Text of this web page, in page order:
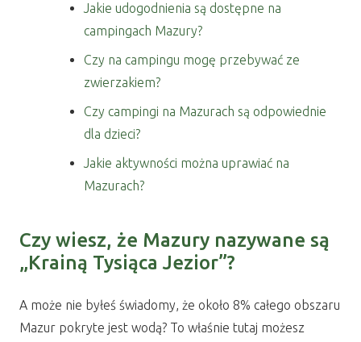
Jakie udogodnienia są dostępne na
campingach Mazury?
Czy na campingu mogę przebywać ze
zwierzakiem?
Czy campingi na Mazurach są odpowiednie
dla dzieci?
Jakie aktywności można uprawiać na
Mazurach?
Czy wiesz, że Mazury nazywane są
„Krainą Tysiąca Jezior”?
A może nie byłeś świadomy, że około 8% całego obszaru
Mazur pokryte jest wodą? To właśnie tutaj możesz